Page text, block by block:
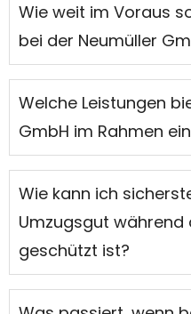
Wie weit im Voraus
bei der Neumüller
Welche Leistungen
GmbH im Rahmen
Wie kann ich
Umzugsgut während
geschützt ist?